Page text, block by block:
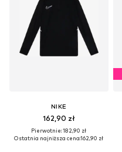
NIKE
162,90 zł
Pierwotnie: 182,90 zł
Ostatnia najniższa cena:162,90 zł